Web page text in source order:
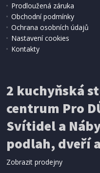
199 Kč
SÍŤ PROTI HMYZU
ProGarden KO-
dveří magnetická
Prodloužená záruka
Obchodní podmínky
Ochrana osobních údajů
Nastavení cookies
Kontakty
2 kuchyňská
centrum Pro
Svítidel a
podlah, dveří
Zobrazit prodejny